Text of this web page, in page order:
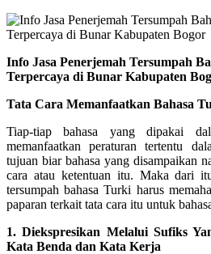
Info Jasa Penerjemah Tersumpah
Terpercaya di Bunar Kabupaten
Tata Cara Memanfaatkan Bahasa
Tiap-tiap bahasa yang dipakai
memanfaatkan peraturan tertentu
tujuan biar bahasa yang disampaikan
cara atau ketentuan itu. Maka dari
tersumpah bahasa Turki harus
paparan terkait tata cara itu untuk
1. Diekspresikan Melalui Sufiks
Kata Benda dan Kata Kerja